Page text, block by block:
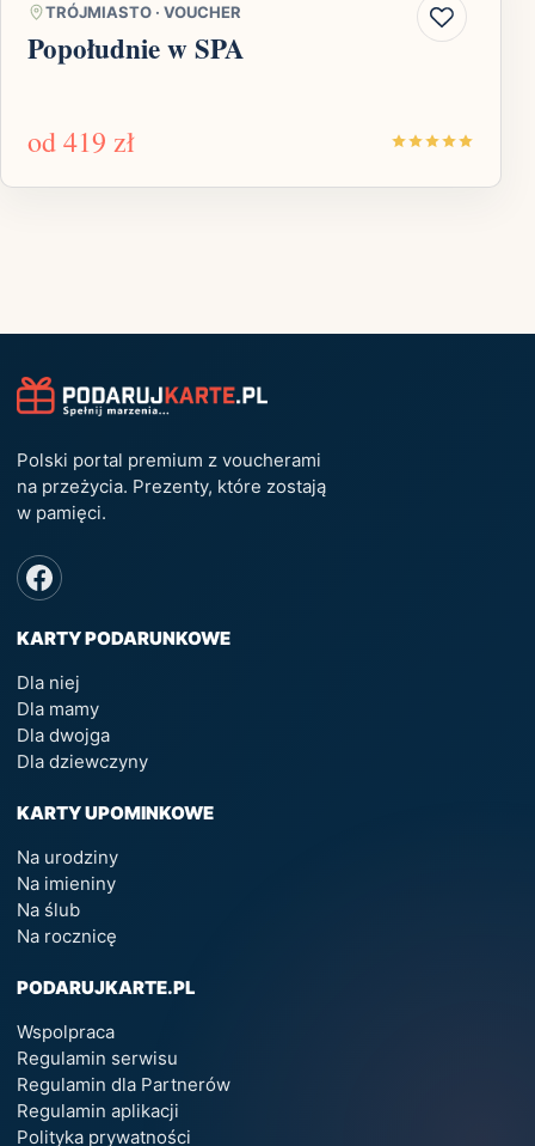
TRÓJMIASTO · VOUCHER
Popołudnie w SPA
od419 zł
Polski portal premium z voucherami
na przeżycia. Prezenty, które zostają
w pamięci.
KARTY PODARUNKOWE
Dla niej
Dla mamy
Dla dwojga
Dla dziewczyny
KARTY UPOMINKOWE
Na urodziny
Na imieniny
Na ślub
Na rocznicę
PODARUJKARTE.PL
Wspolpraca
Regulamin serwisu
Regulamin dla Partnerów
Regulamin aplikacji
Polityka prywatności